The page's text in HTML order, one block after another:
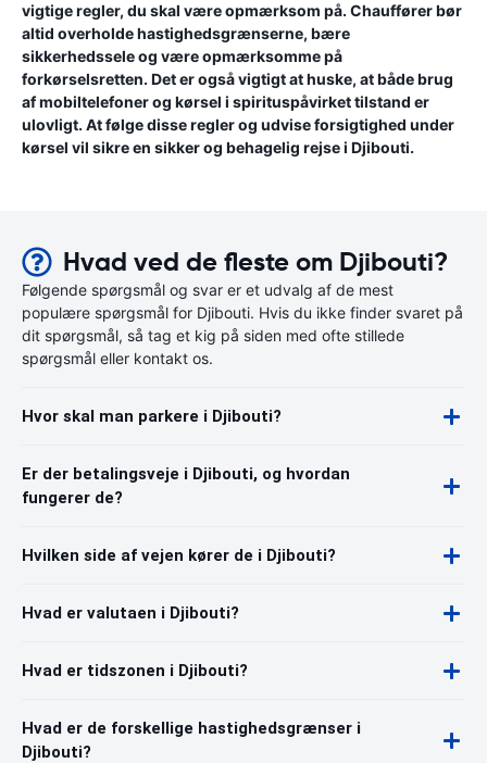
vigtige regler, du skal være opmærksom på. Chauffører bør
altid overholde hastighedsgrænserne, bære
sikkerhedssele og være opmærksomme på
forkørselsretten. Det er også vigtigt at huske, at både brug
af mobiltelefoner og kørsel i spirituspåvirket tilstand er
ulovligt. At følge disse regler og udvise forsigtighed under
kørsel vil sikre en sikker og behagelig rejse i Djibouti.
Hvad ved de fleste om Djibouti?
Følgende spørgsmål og svar er et udvalg af de mest
populære spørgsmål for Djibouti. Hvis du ikke finder svaret på
dit spørgsmål, så tag et kig på siden med ofte stillede
spørgsmål eller kontakt os.
Hvor skal man parkere i Djibouti?
Er der betalingsveje i Djibouti, og hvordan
fungerer de?
Hvilken side af vejen kører de i Djibouti?
Hvad er valutaen i Djibouti?
Hvad er tidszonen i Djibouti?
Hvad er de forskellige hastighedsgrænser i
Djibouti?